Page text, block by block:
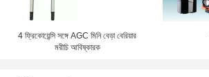
4 ফ্রিকোয়েন্সি সঙ্গে AGC মিনি বেড়া বেরিয়ার
মরীচি আবিষ্কারক